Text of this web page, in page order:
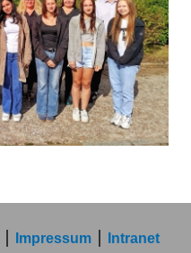
Impressum
Intranet